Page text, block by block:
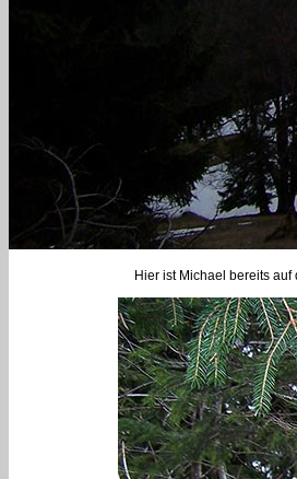
Hier ist Michael bereits